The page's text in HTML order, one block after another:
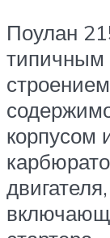
Поулан
типичным
корпусом